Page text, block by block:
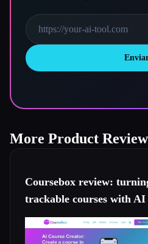
More Product
Coursebox review:
trackable courses with AI